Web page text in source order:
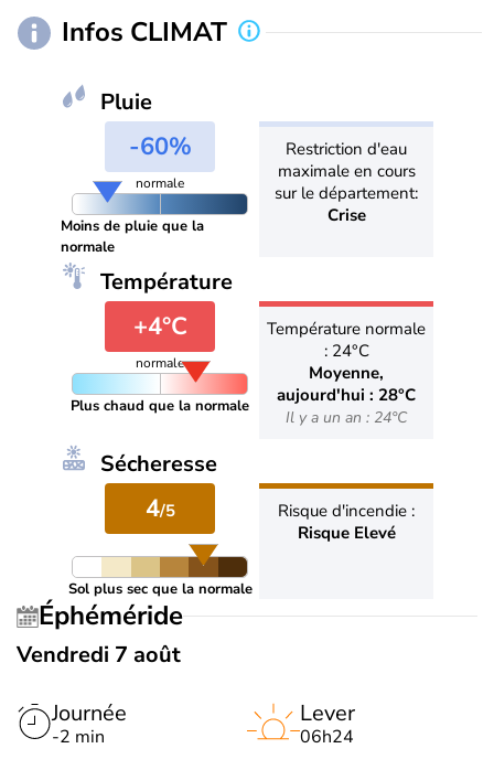
Infos CLIMAT
Pluie
-60%
normale
Moins de pluie que la
normale
Restriction d'eau
maximale en cours
sur le département:
Crise
Température
+4°C
normale
Plus chaud que la normale
Température normale
: 24°C
Moyenne,
aujourd'hui : 28°C
Il y a un an : 24°C
Sécheresse
4/5
Sol plus sec que la normale
Risque d'incendie :
Risque Elevé
Éphéméride
Vendredi 7 août
Journée
-2 min
Lever
06h24